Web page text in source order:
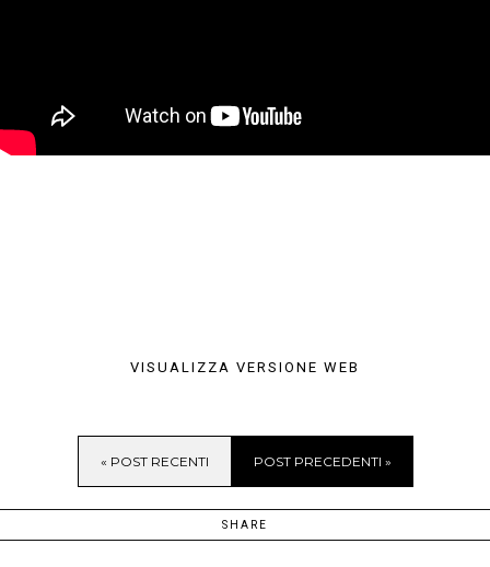
VISUALIZZA VERSIONE WEB
« POST RECENTI POST PRECEDENTI »
SHARE